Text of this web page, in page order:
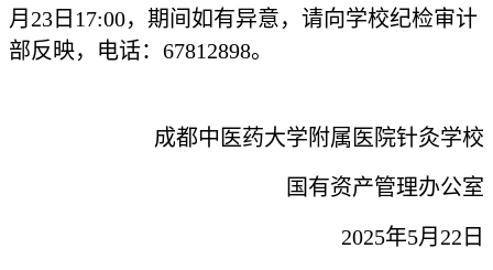
月 23 日 17:00，期间如有异意，请向学校纪检审计
部反映，电话： 67812898。
成都中医药大学附属医院针灸学校
国有资产管理办公室
2025年5月 22 日